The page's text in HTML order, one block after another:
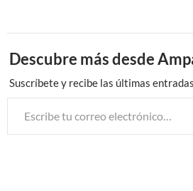
Descubre más desde
Suscríbete y recibe las últimas
Escribe tu correo electrónico…